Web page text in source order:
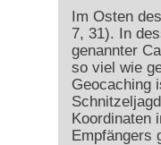
Im Osten
7, 31). In
genannter
so viel wie
Geocaching
Koordinaten
Empfängers